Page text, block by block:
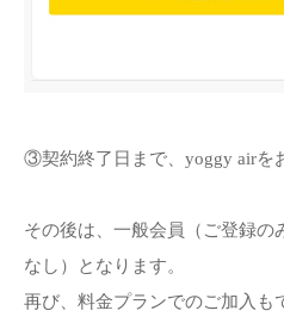
③契約終了日まで、yoggy airを
その後は、一般会員（ご登録の
なし）となります。
再び、料金プランでのご加入も